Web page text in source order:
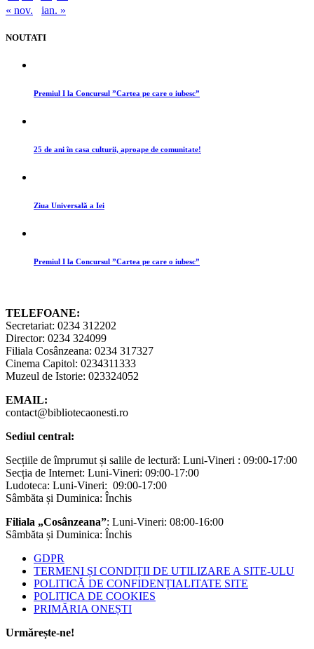
« nov.
ian. »
NOUTATI
Premiul I la Concursul ”Cartea pe care o iubesc”
25 de ani în casa culturii, aproape de comunitate!
Ziua Universală a Iei
Premiul I la Concursul ”Cartea pe care o iubesc”
TELEFOANE:
Secretariat: 0234 312202
Director: 0234 324099
Filiala Cosânzeana: 0234 317327
Cinema Capitol: 0234311333
Muzeul de Istorie: 023324052
EMAIL:
contact@bibliotecaonesti.ro
Sediul central:
Secțiile de împrumut și salile de lectură: Luni-Vineri : 09:00-17:00
Secția de Internet: Luni-Vineri: 09:00-17:00
Ludoteca: Luni-Vineri: 09:00-17:00
Sâmbăta și Duminica: Închis
Filiala „Cosânzeana”: Luni-Vineri: 08:00-16:00
Sâmbăta și Duminica: Închis
GDPR
TERMENI ȘI CONDIȚII DE UTILIZARE A SITE-ULU
POLITICĂ DE CONFIDENȚIALITATE SITE
POLITICA DE COOKIES
PRIMĂRIA ONEȘTI
Urmărește-ne!